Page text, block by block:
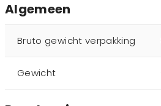
Algemeen
Bruto gewicht verpakking
Gewicht